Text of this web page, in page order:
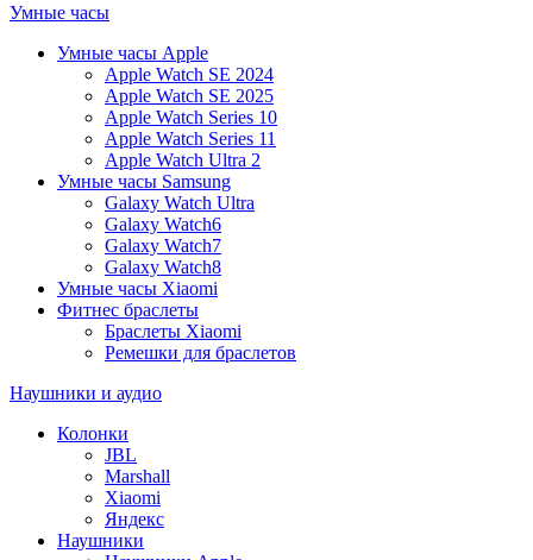
Умные часы
Умные часы Apple
Apple Watch SE 2024
Apple Watch SE 2025
Apple Watch Series 10
Apple Watch Series 11
Apple Watch Ultra 2
Умные часы Samsung
Galaxy Watch Ultra
Galaxy Watch6
Galaxy Watch7
Galaxy Watch8
Умные часы Xiaomi
Фитнес браслеты
Браслеты Xiaomi
Ремешки для браслетов
Наушники и аудио
Колонки
JBL
Marshall
Xiaomi
Яндекс
Наушники